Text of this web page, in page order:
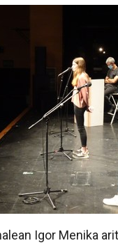
Igor Menika